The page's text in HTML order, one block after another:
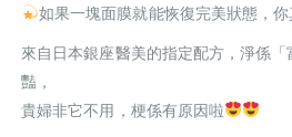
如果一塊面膜就能恢復完美狀態，你
來自日本銀座醫美的指定配方，淨係
豔，
貴婦非它不用，梗係有原因啦